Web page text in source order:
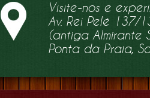
Visite-nos e
Av. Rei Pelé 137/
(antiga Almirante
Ponta da Praia,